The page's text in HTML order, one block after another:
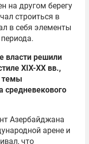
на другом берегу
строиться в
в себя элементы
власти решили
XIX-XX вв.,
темы
средневекового
Азербайджана
арене и
что